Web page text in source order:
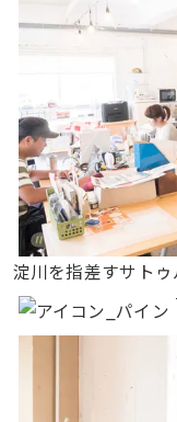
淀川を指差すサトゥ